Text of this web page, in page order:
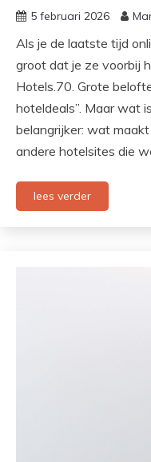
5 februari 2026
Als je de laatste tijd
groot dat je ze voorbij
Hotels.70. Grote
hoteldeals”. Maar wat
belangrijker: wat
andere hotelsites die
lees verder